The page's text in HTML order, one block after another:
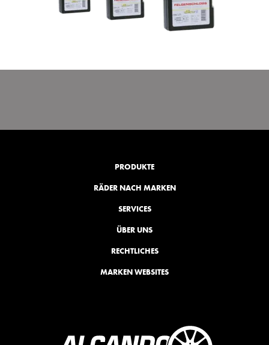
PRODUKTE
RÄDER NACH MARKEN
SERVICES
ÜBER UNS
RECHTLICHES
MARKEN WEBSITES